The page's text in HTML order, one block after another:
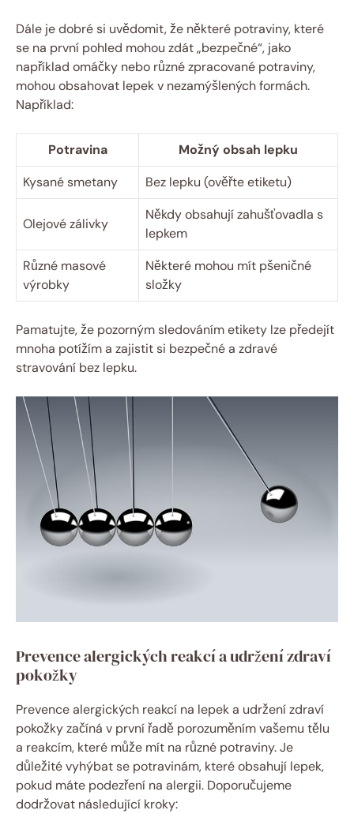
Dále je dobré si uvědomit, že některé potraviny, které
se na první pohled mohou zdát „bezpečné“, jako
například omáčky nebo různé zpracované potraviny,
mohou obsahovat lepek v nezamýšlených formách.
Například:
Potravina
Možný obsah lepku
Kysané smetany
Bez lepku (ověřte etiketu)
Olejové zálivky
Někdy obsahují zahušťovadla s
lepkem
Různé masové
výrobky
Některé mohou mít pšeničné
složky
Pamatujte, že pozorným sledováním etikety lze předejít
mnoha potížím a zajistit si bezpečné a zdravé
stravování bez lepku.
Prevence alergických reakcí a udržení zdraví
pokožky
Prevence alergických reakcí na lepek a udržení zdraví
pokožky začíná v první řadě porozuměním vašemu tělu
a reakcím, které může mít na různé potraviny. Je
důležité vyhýbat se potravinám, které obsahují lepek,
pokud máte podezření na alergii. Doporučujeme
dodržovat následující kroky: